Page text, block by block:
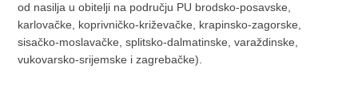
od nasilja u obitelji na području PU brodsko-posavske,
karlovačke, koprivničko-križevačke, krapinsko-zagorske,
sisačko-moslavačke, splitsko-dalmatinske, varaždinske,
vukovarsko-srijemske i zagrebačke).